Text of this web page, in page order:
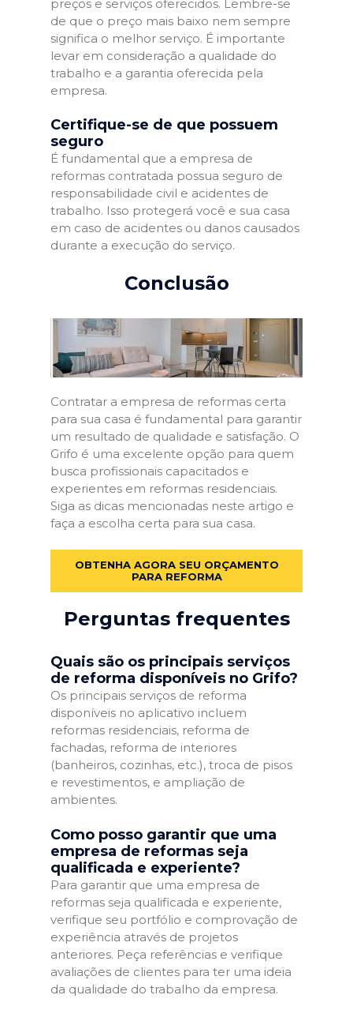
preços e serviços oferecidos. Lembre-se
de que o preço mais baixo nem sempre
significa o melhor serviço. É importante
levar em consideração a qualidade do
trabalho e a garantia oferecida pela
empresa.
Certifique-se de que possuem
seguro
É fundamental que a empresa de
reformas contratada possua seguro de
responsabilidade civil e acidentes de
trabalho. Isso protegerá você e sua casa
em caso de acidentes ou danos causados
durante a execução do serviço.
Conclusão
Contratar a empresa de reformas certa
para sua casa é fundamental para garantir
um resultado de qualidade e satisfação. O
Grifo é uma excelente opção para quem
busca profissionais capacitados e
experientes em reformas residenciais.
Siga as dicas mencionadas neste artigo e
faça a escolha certa para sua casa.
OBTENHA AGORA SEU ORÇAMENTO
PARA REFORMA
Perguntas frequentes
Quais são os principais serviços
de reforma disponíveis no Grifo?
Os principais serviços de reforma
disponíveis no aplicativo incluem
reformas residenciais, reforma de
fachadas, reforma de interiores
(banheiros, cozinhas, etc.), troca de pisos
e revestimentos, e ampliação de
ambientes.
Como posso garantir que uma
empresa de reformas seja
qualificada e experiente?
Para garantir que uma empresa de
reformas seja qualificada e experiente,
verifique seu portfólio e comprovação de
experiência através de projetos
anteriores. Peça referências e verifique
avaliações de clientes para ter uma ideia
da qualidade do trabalho da empresa.